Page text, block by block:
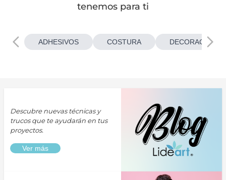
tenemos para ti
ADHESIVOS COSTURA
Descubre nuevas técnicas y
trucos que te ayudarán en tus
proyectos.
Ver más